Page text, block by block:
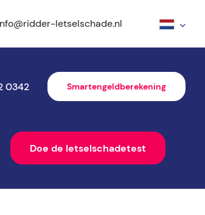
letselschade.nl
0342 Smartengeldberekening
Doe de letselschadetest